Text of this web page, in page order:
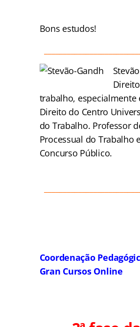
Bons estudos!
trabalho, especialmente
Direito do Centro
do Trabalho. Professor
Processual do Trabalho
Concurso Público.
Coordenação
Gran Cursos Online